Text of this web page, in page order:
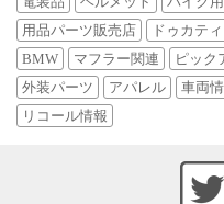
用品パーツ販売店
ドゥカティ
BMW
マフラー関連 ピック
外装パーツ
アパレル 車両
リコール情報